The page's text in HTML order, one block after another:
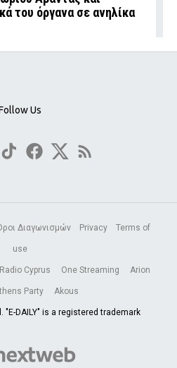
του όργανα σε ανηλίκα
Us
Διαγωνισμών Privacy Terms of
use
Radio Cyprus One Streaming Arion
Party Akous
"E-DAILY" is a registered trademark